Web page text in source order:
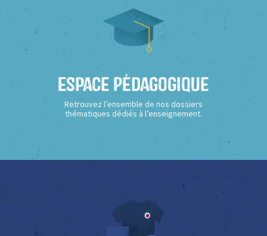
Espace Pédagogique
Retrouvez l’ensemble de nos dossiers
thématiques dédiés à l’enseignement.